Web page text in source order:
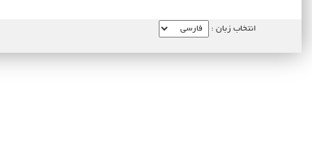
انتخاب زبان :